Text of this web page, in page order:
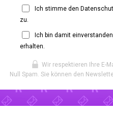
Ich stimme den
zu.
Ich bin damit
erhalten.
Wir respektieren Ihre E-
Null Spam. Sie können den